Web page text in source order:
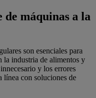
máquinas a la
son esenciales para
la industria de alimentos y
y los errores
línea con soluciones de